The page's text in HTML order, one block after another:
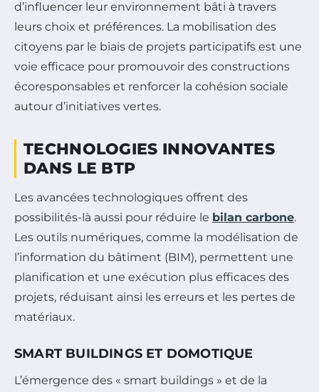
d’influencer leur environnement bâti à travers
leurs choix et préférences. La mobilisation des
citoyens par le biais de projets participatifs est une
voie efficace pour promouvoir des constructions
écoresponsables et renforcer la cohésion sociale
autour d’initiatives vertes.
TECHNOLOGIES INNOVANTES
DANS LE BTP
Les avancées technologiques offrent des
possibilités-là aussi pour réduire le bilan carbone.
Les outils numériques, comme la modélisation de
l’information du bâtiment (BIM), permettent une
planification et une exécution plus efficaces des
projets, réduisant ainsi les erreurs et les pertes de
matériaux.
SMART BUILDINGS ET DOMOTIQUE
L’émergence des « smart buildings » et de la